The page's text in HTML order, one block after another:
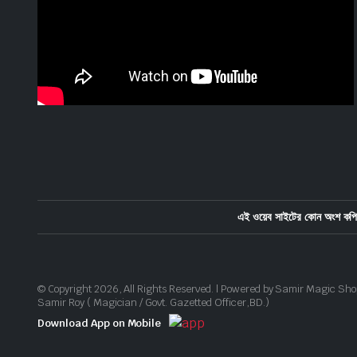
এই ওয়েব সাইটের কোন অংশ
© Copyright 2026, All Rights Reserved. | Powered by Samir Magic
Samir Roy ( Magician / Govt. Gazetted Officer,BD.)
Download App on Mobile